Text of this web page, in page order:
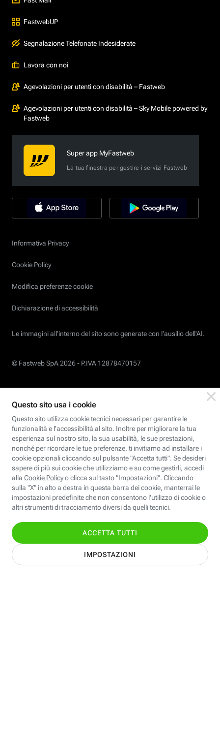
FastwebUP
Segnalazione Telefonate Indesiderate
Lavora con noi
Agevolazioni per utenti con disabilità – Fastweb
Agevolazioni per utenti con disabilità – Sky Mobile powered by
Fastweb
Super app MyFastweb
La tua finestra per gestire i servizi Fastweb
Informativa Privacy
Cookie Policy
Modifica preferenze cookie
Dichiarazione di accessibilità
Le immagini all’interno del sito sono generate con l'ausilio dell'AI.
© Fastweb SpA 2026 - P.IVA 12878470157